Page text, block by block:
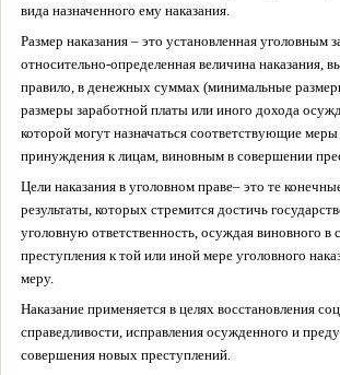
вида назначенного ему наказания.
Размер наказания – это установленная уголовным
относительно-определенная величина наказания,
правило, в денежных суммах (минимальные
размеры заработной платы или иного дохода
которой могут назначаться соответствующие меры
принуждения к лицам, виновным в совершении
Цели наказания в уголовном праве– это те
результаты, которых стремится достичь
уголовную ответственность, осуждая виновного в
преступления к той или иной мере уголовного
меру.
Наказание применяется в целях восстановления
справедливости, исправления осужденного и
совершения новых преступлений.